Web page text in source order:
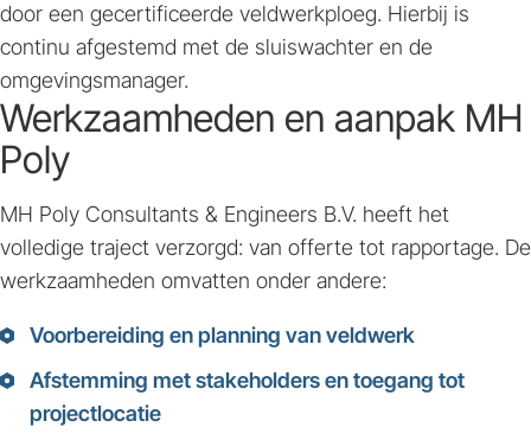
door een gecertificeerde veldwerkploeg. Hierbij is
continu afgestemd met de sluiswachter en de
omgevingsmanager.
Werkzaamheden en aanpak MH
Poly
MH Poly Consultants & Engineers B.V. heeft het
volledige traject verzorgd: van offerte tot rapportage. De
werkzaamheden omvatten onder andere:
Voorbereiding en planning van veldwerk
Afstemming met stakeholders en toegang tot
projectlocatie